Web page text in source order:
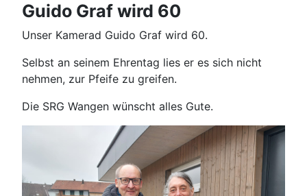
Guido Graf wird 60
Unser Kamerad Guido Graf wird 60.
Selbst an seinem Ehrentag lies er es sich nicht
nehmen, zur Pfeife zu greifen.
Die SRG Wangen wünscht alles Gute.